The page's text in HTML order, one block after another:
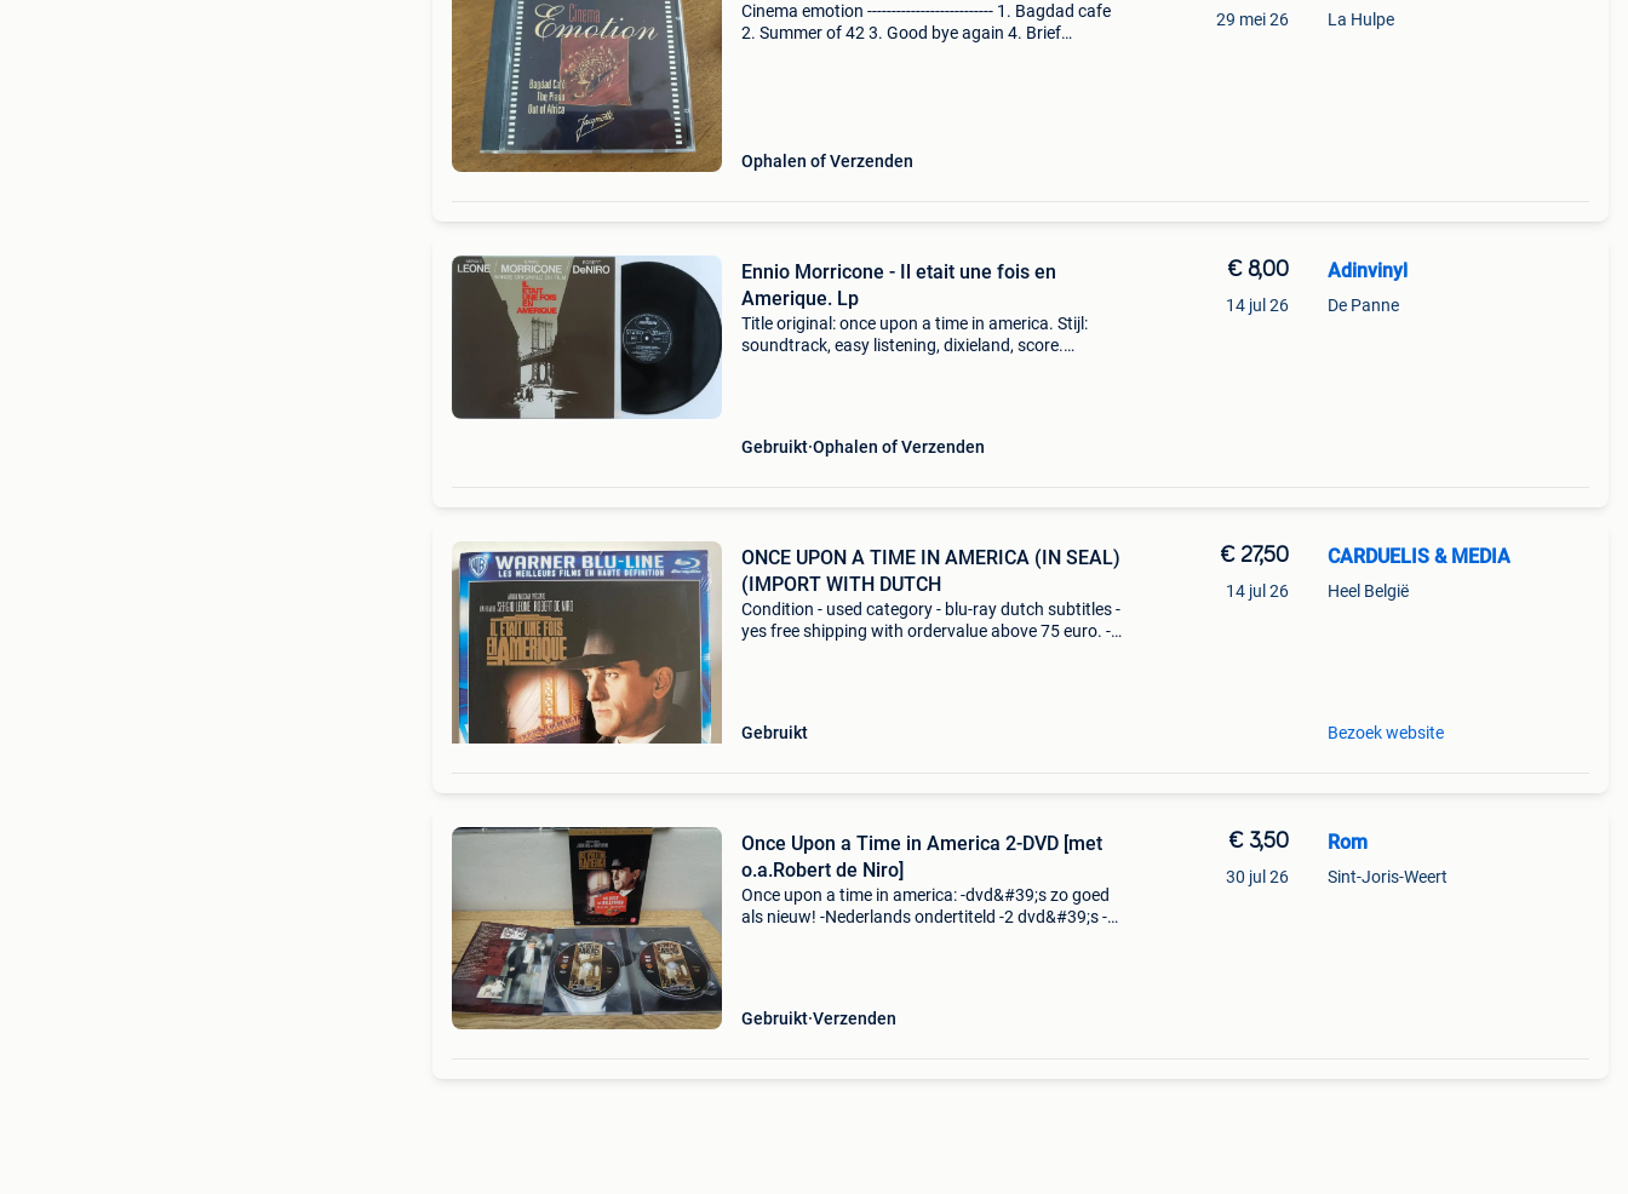
Cinema emotion -------------------------- 1. Bagdad cafe
2. Summer of 42 3. Good bye again 4. Brief
Ophalen of Verzenden
29 mei 26 La Hulpe
Ennio Morricone - Il etait une fois en
Amerique. Lp
Title original: once upon a time in america. Stijl:
soundtrack, easy listening, dixieland, score.
Gebruikt Ophalen of Verzenden
€ 8,00
14 jul 26
Adinvinyl
De Panne
ONCE UPON A TIME IN AMERICA (IN SEAL)
(IMPORT WITH DUTCH
Condition - used category - blu-ray dutch subtitles -
yes free shipping with ordervalue above 75 euro. -
Gebruikt
€ 27,50
14 jul 26
CARDUELIS & MEDIA
Heel België
Bezoek website
Once Upon a Time in America 2-DVD [met
o.a.Robert de Niro]
Once upon a time in america: -dvd&#39;s zo goed
als nieuw! -Nederlands ondertiteld -2 dvd&#39;s -
Gebruikt Verzenden
€ 3,50
30 jul 26
Rom
Sint-Joris-Weert